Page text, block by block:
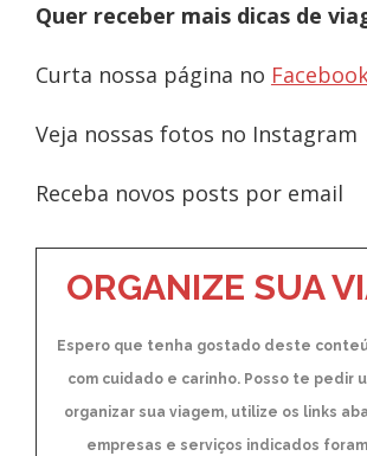
Quer receber mais dicas de
Curta nossa página no
Veja nossas fotos no Instagram
Receba novos posts por email
ORGANIZE SUA
Espero que tenha gostado deste
com cuidado e carinho. Posso te pedir
organizar sua viagem, utilize os links
empresas e serviços indicados